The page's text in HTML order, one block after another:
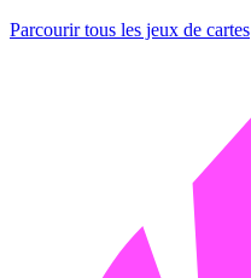
Parcourir tous les jeux de cartes